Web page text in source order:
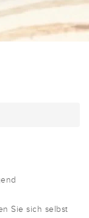
Sie sich selbst